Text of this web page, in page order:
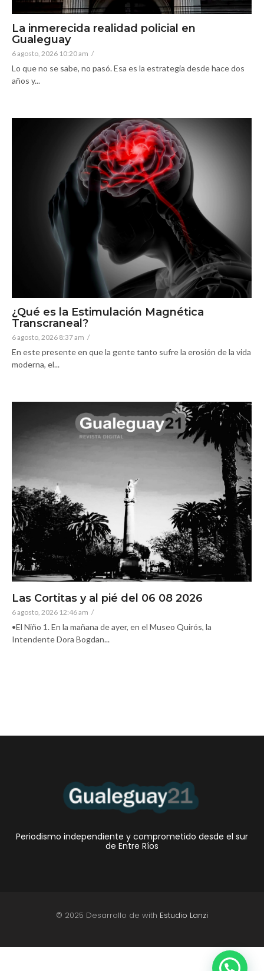
La inmerecida realidad policial en
Gualeguay
6 agosto, 2026 10:20 am /
Lo que no se sabe, no pasó. Esa es la estrategia desde hace dos
años y...
¿Qué es la Estimulación Magnética
Transcraneal?
6 agosto, 2026 8:37 am /
En este presente en que la gente tanto sufre la erosión de la vida
moderna, el...
Las Cortitas y al pié del 06 08 2026
6 agosto, 2026 12:46 am /
•El Niño 1. En la mañana de ayer, en el Museo Quirós, la
Intendente Dora Bogdan...
Periodismo independiente y comprometido desde el sur
de Entre Ríos
© 2025 Desarrollo de with Estudio Lanzi